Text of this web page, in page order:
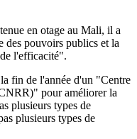
en otage au Mali, il a
des pouvoirs publics et la
l'efficacité".
fin de l'année d'un "Centre
pour améliorer la
plusieurs types de
plusieurs types de